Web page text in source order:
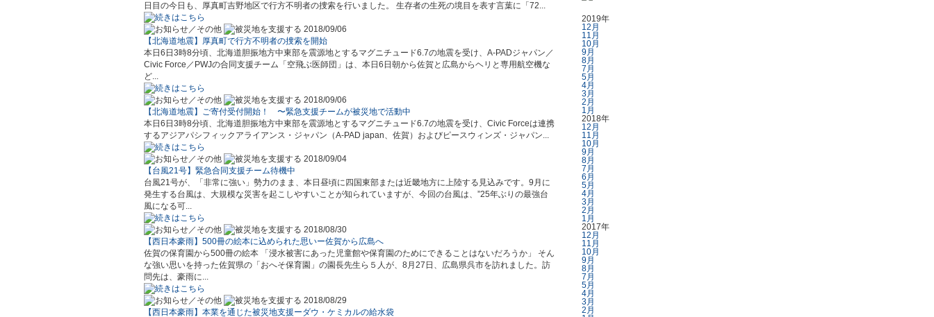
日目の今日も、厚真町吉野地区で行方不明者の捜索を行いました。 生存者の生死の境目を表す言葉に「72...
2018/09/06
【北海道地震】厚真町で行方不明者の捜索を開始
本日6日3時8分頃、北海道胆振地方中東部を震源地とするマグニチュード6.7の地震を受け、A-PADジャパン／
Civic Force／PWJの合同支援チーム「空飛ぶ医師団」は、本日6日朝から佐賀と広島からヘリと専用航空機な
ど...
2018/09/06
【北海道地震】ご寄付受付開始！ 〜緊急支援チームが被災地で活動中
本日6日3時8分頃、北海道胆振地方中東部を震源地とするマグニチュード6.7の地震を受け、Civic Forceは連携
するアジアパシフィックアライアンス・ジャパン（A-PAD japan、佐賀）およびピースウィンズ・ジャパン...
2018/09/04
【台風21号】緊急合同支援チーム待機中
台風21号が、「非常に強い」勢力のまま、本日昼頃に四国東部または近畿地方に上陸する見込みです。9月に
発生する台風は、大規模な災害を起こしやすいことが知られていますが、今回の台風は、”25年ぶりの最強台
風になる可...
2018/08/30
【西日本豪雨】500冊の絵本に込められた思いー佐賀から広島へ
佐賀の保育園から500冊の絵本 「浸水被害にあった児童館や保育園のためにできることはないだろうか」 そん
な強い思いを持った佐賀県の「おへそ保育園」の園長先生ら５人が、8月27日、広島県呉市を訪れました。訪
問先は、豪雨に...
2018/08/29
【西日本豪雨】本業を通じた被災地支援ーダウ・ケミカルの給水袋
2019年
12月
11月
10月
9月
8月
7月
5月
4月
3月
2月
1月
2018年
12月
11月
10月
9月
8月
7月
6月
5月
4月
3月
2月
1月
2017年
12月
11月
10月
9月
8月
7月
5月
4月
3月
2月